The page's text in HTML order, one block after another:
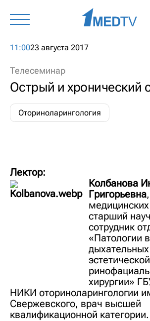
11:0023 августа 2017
Телесеминар
Острый и хронический
Оториноларингология
Лектор:
Колбанова
Григорьевна
медицинских
старший
сотрудник
«Патологии
дыхательных
эстетической
хирургии»
НИКИ оториноларингологии
Свержевского, врач высшей
квалификационной категории.